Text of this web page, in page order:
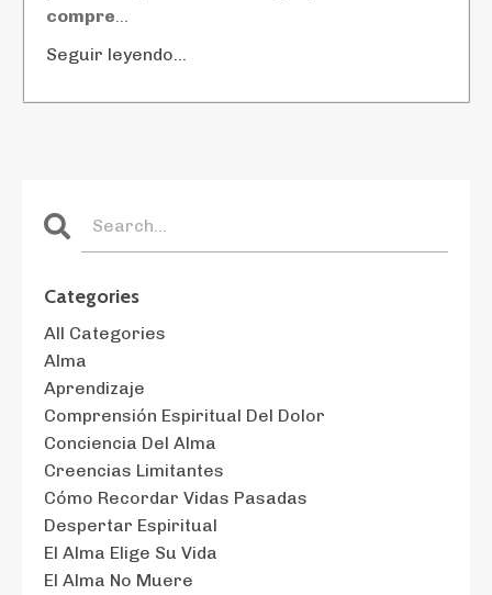
compre...
Seguir leyendo...
Categories
All Categories
Alma
Aprendizaje
Comprensión Espiritual Del Dolor
Conciencia Del Alma
Creencias Limitantes
Cómo Recordar Vidas Pasadas
Despertar Espiritual
El Alma Elige Su Vida
El Alma No Muere